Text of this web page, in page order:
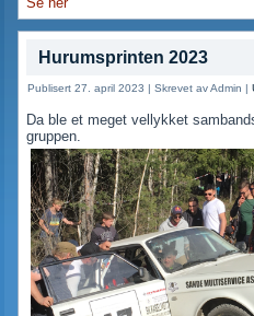
Hurumsprinten 2023
Publisert 27. april 2023 |Skrevet av Admin |
Da ble et meget vellykket
gruppen.